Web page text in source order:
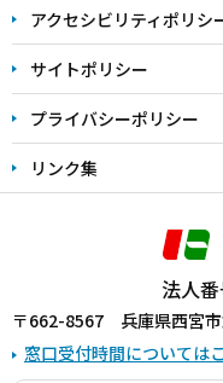
アクセシビリティポリシ
サイトポリシー
プライバシーポリシー
リンク集
法人
〒662-8567 兵庫県西宮市
窓口受付時間については